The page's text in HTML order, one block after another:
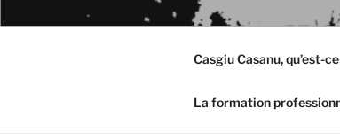
Casgiu Casanu, qu’est-ce
La formation